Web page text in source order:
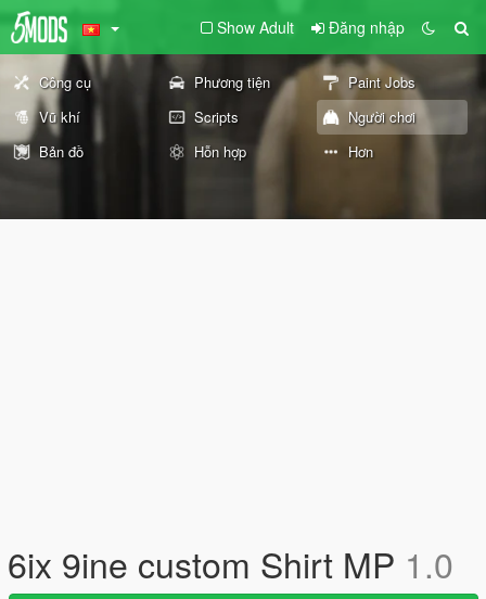
Show Adult Đăng nhập
Công cụ Phương tiện
Paint Jobs
Vũ khí
Scripts
Người chơi
Bản đồ
Hỗn hợp Hơn
6ix 9ine custom Shirt MP 1.0